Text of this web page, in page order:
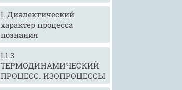
I. Диалектический
характер процесса
познания
I.1.3
ТЕРМОДИНАМИЧЕСКИЙ
ПРОЦЕСС. ИЗОПРОЦЕССЫ